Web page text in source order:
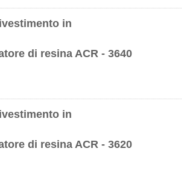
in
di resina ACR - 3640
in
di resina ACR - 3620